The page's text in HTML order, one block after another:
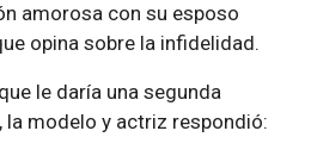
amorosa con su esposo
opina sobre la infidelidad.
le daría una segunda
la modelo y actriz respondió: